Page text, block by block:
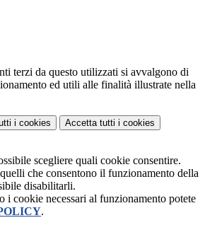
terzi da questo utilizzati si avvalgono di
ed utili alle finalità illustrate nella
i cookies Accetta tutti i cookies
scegliere quali cookie consentire.
che consentono il funzionamento della
disabilitarli.
i cookie necessari al funzionamento potete
.